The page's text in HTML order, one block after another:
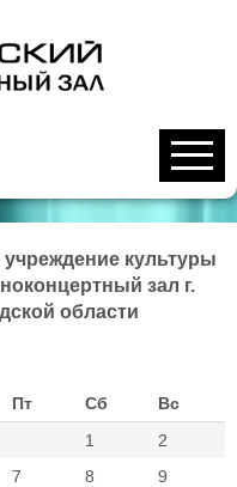
культуры
зал г.
области
Пт Сб
Вс
1
2
7 8
9